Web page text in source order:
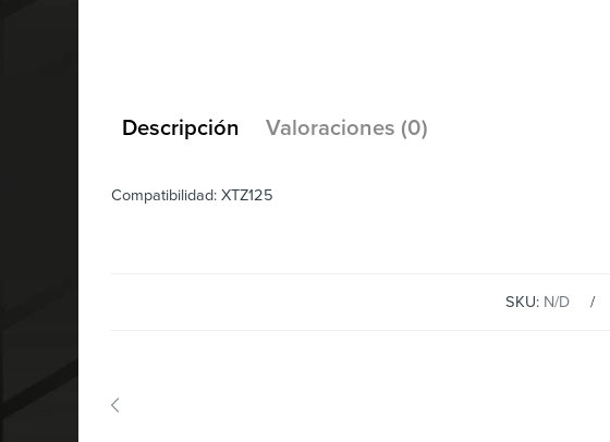
Descripción Valoraciones (0)
Compatibilidad: XTZ125
SKU: N/D